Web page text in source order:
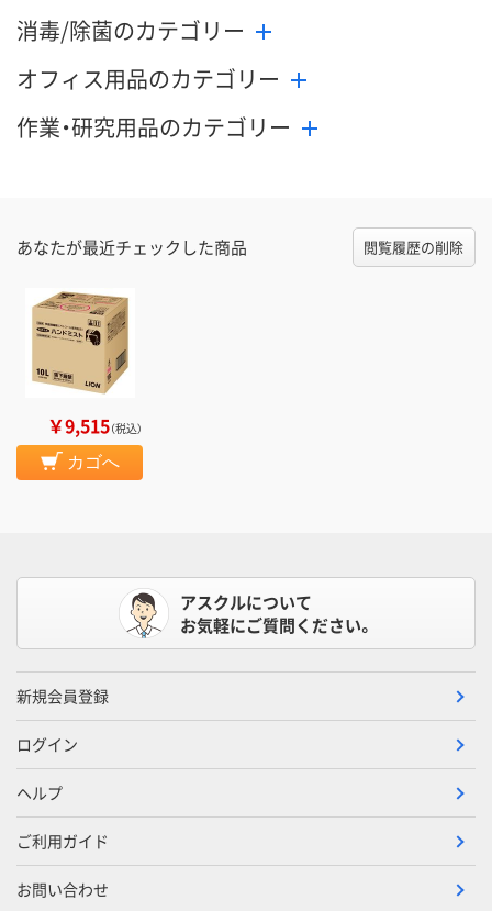
消毒/除菌のカテゴリー
オフィス用品のカテゴリー
作業・研究用品のカテゴリー
あなたが最近チェックした商品 閲覧履歴の削除
￥9,515（税込）
カゴへ
アスクルについて
お気軽にご質問ください。
新規会員登録
ログイン
ヘルプ
ご利用ガイド
お問い合わせ